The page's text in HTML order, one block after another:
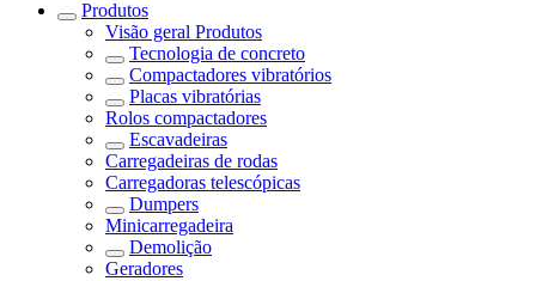
Produtos
Visão geral Produtos
Tecnologia de concreto
Compactadores vibratórios
Placas vibratórias
Rolos compactadores
Escavadeiras
Carregadeiras de rodas
Carregadoras telescópicas
Dumpers
Minicarregadeira
Demolição
Geradores